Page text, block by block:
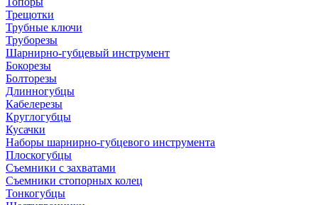
Трещотки
Трубные ключи
Труборезы
Шарнирно-губцевый инструмент
Бокорезы
Болторезы
Длинногубцы
Кабелерезы
Круглогубцы
Кусачки
Наборы шарнирно-губцевого инструмента
Плоскогубцы
Съемники с захватами
Съемники стопорных колец
Тонкогубцы